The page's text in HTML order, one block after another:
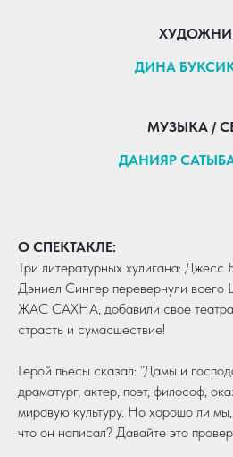
ДИНА
МУЗЫКА /
ДАНИЯР
О СПЕКТАКЛЕ:
Три литературных хулигана: Джесс
Дэниел Сингер перевернули
ЖАС САХНА, добавили свое
страсть и сумасшествие!
Герой пьесы сказал: “Дамы и
драматург, актер, поэт, философ,
мировую культуру. Но хорошо ли
что он написал? Давайте это